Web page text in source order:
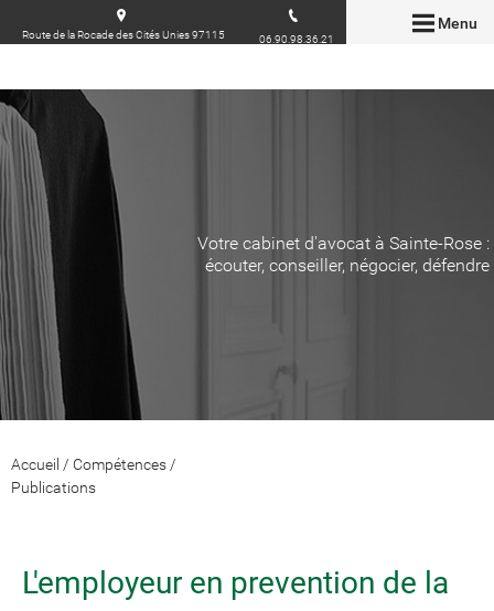
Menu
Route de la Rocade des Cités Unies 97115
06.90.98.36.21
Votre cabinet d'avocat à Sainte-Rose :
écouter, conseiller, négocier, défendre
Accueil / Compétences /
Publications
L'employeur en prevention de la